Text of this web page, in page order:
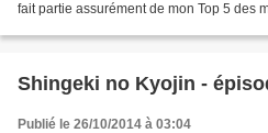
fait partie assurément de mon Top 5 des
Shingeki no Kyojin -
Publié le 26/10/2014 à 03:04